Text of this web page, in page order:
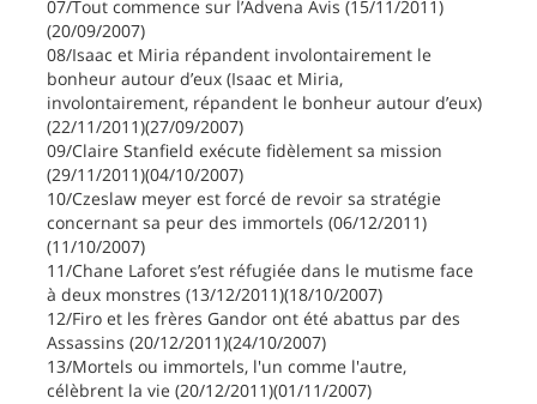
07/Tout commence sur l’Advena Avis (15/11/2011)
(20/09/2007)
08/Isaac et Miria répandent involontairement le
bonheur autour d’eux (Isaac et Miria,
involontairement, répandent le bonheur autour d’eux)
(22/11/2011)(27/09/2007)
09/Claire Stanfield exécute fidèlement sa mission
(29/11/2011)(04/10/2007)
10/Czeslaw meyer est forcé de revoir sa stratégie
concernant sa peur des immortels (06/12/2011)
(11/10/2007)
11/Chane Laforet s’est réfugiée dans le mutisme face
à deux monstres (13/12/2011)(18/10/2007)
12/Firo et les frères Gandor ont été abattus par des
Assassins (20/12/2011)(24/10/2007)
13/Mortels ou immortels, l'un comme l'autre,
célèbrent la vie (20/12/2011)(01/11/2007)